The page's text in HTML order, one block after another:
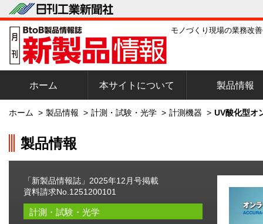
モノづくり現場の業務改
ホーム 本サイトについて 製品情報
ホーム > 製品情報 > 計測・試験・光学 > 計測機器 > UV酸化型オ
製品情報
「新製品情報誌」2025年12月号掲載
資料請求No.1251200101
計測・試験・光学